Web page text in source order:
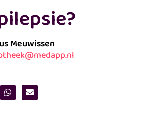
Meuwissen